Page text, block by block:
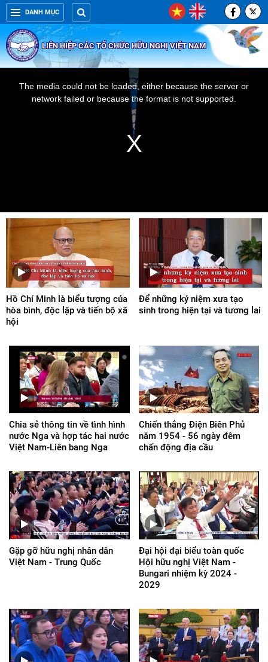
DANH MỤC
LIÊN HIỆP CÁC TỔ CHỨC HỮU NGHỊ VIỆT NAM
The media could not be loaded, either because the server or
network failed or because the format is not supported.
Hồ Chí Minh là biểu tượng của
hòa bình, độc lập và tiến bộ xã
hội
Để những kỷ niệm xưa tạo
sinh trong hiện tại và tương lai
Chia sẻ thông tin về tình hình
nước Nga và hợp tác hai nước
Việt Nam-Liên bang Nga
Chiến thắng Điện Biên Phủ
năm 1954 - 56 ngày đêm
chấn động địa cầu
Gặp gỡ hữu nghị nhân dân
Việt Nam - Trung Quốc
Đại hội đại biểu toàn quốc
Hội hữu nghị Việt Nam -
Bungari nhiệm kỳ 2024 -
2029